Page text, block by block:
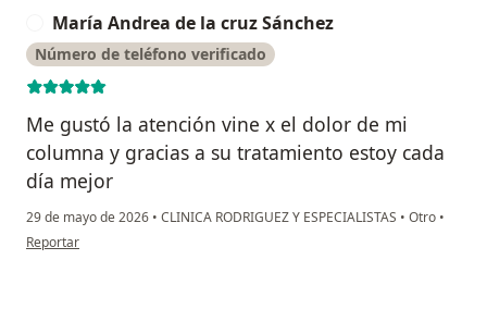
María Andrea de la cruz Sánchez
Número de teléfono verificado
Me gustó la atención vine x el dolor de mi
columna y gracias a su tratamiento estoy cada
día mejor
29 de mayo de 2026 • CLINICA RODRIGUEZ Y ESPECIALISTAS • Otro •
en opinión del usuario María Andrea de la cruz Sánchez
Reportar